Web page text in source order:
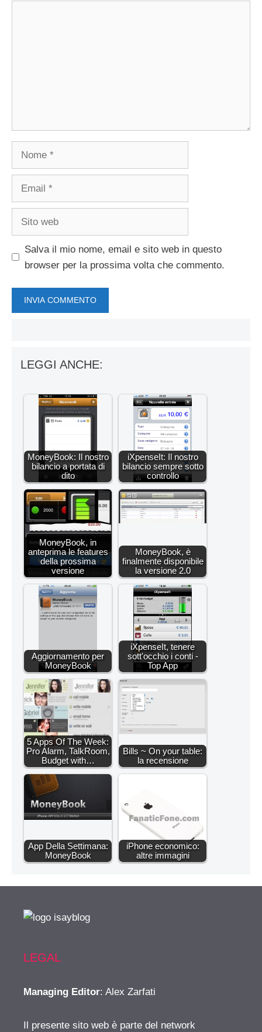
Salva il mio nome, email e sito web in questo
browser per la prossima volta che commento.
LEGGI ANCHE:
MoneyBook: Il nostro
bilancio a portata di
dito
iXpenseIt: Il nostro
bilancio sempre sotto
controllo
MoneyBook, in
anteprima le features
della prossima
versione
MoneyBook, è
finalmente disponibile
la versione 2.0
Aggiornamento per
MoneyBook
iXpenseIt, tenere
sott'occhio i conti -
Top App
5 Apps Of The Week:
Pro Alarm, TalkRoom,
Budget with…
Bills ~ On your table:
la recensione
App Della Settimana:
MoneyBook
iPhone economico:
altre immagini
LEGAL
Managing Editor: Alex Zarfati
Il presente sito web è parte del network